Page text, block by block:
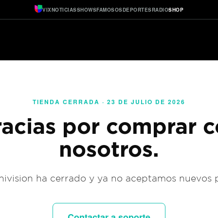
VIXNOTICIASSHOWSFAMOSOSDEPORTESRADIOSHOP
TIENDA CERRADA · 23 DE JULIO DE 2026
por comprar
nosotros.
ha cerrado y ya no aceptamos nuevos